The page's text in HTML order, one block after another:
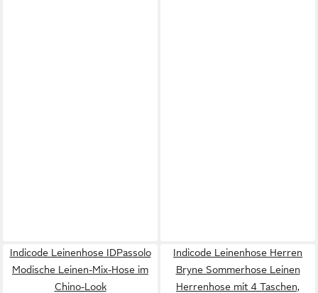
Indicode Leinenhose IDPassolo
Modische Leinen-Mix-Hose im
Chino-Look
Indicode Leinenhose Herren
Bryne Sommerhose Leinen
Herrenhose mit 4 Taschen,